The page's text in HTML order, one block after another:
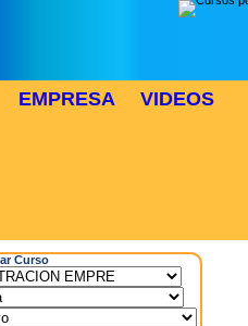
EMPRESA VIDEOS
Curso